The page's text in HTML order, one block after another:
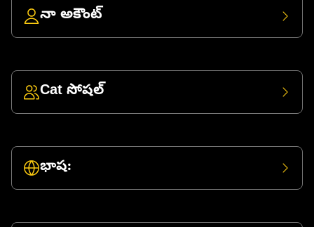
నా అకౌంట్
Cat సోషల్
భాష: